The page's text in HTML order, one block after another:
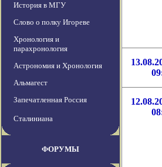
История в МГУ
Слово о полку Игореве
Хронология и
парахронология
Астрономия и Хронология
Альмагест
Запечатленная Россия
Сталиниана
ФОРУМЫ